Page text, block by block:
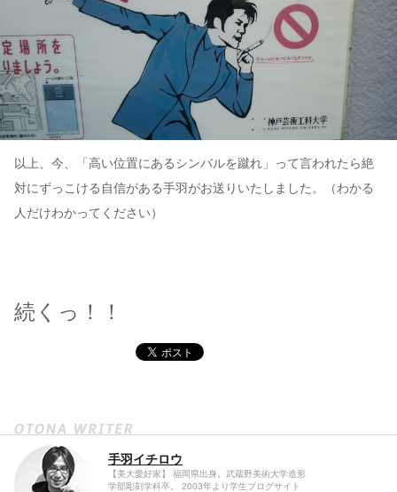
以上、今、「高い位置にあるシンバルを蹴れ」って言われたら絶
対にずっこける自信がある手羽がお送りいたしました。（わかる
人だけわかってください）
続くっ！！
手羽イチロウ
【美大愛好家】 福岡県出身。武蔵野美術大学造形
学部彫刻学科卒。 2003年より学生ブログサイト